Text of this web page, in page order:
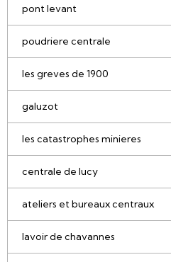
pont levant
poudriere centrale
les greves de 1900
galuzot
les catastrophes minieres
centrale de lucy
ateliers et bureaux centraux
lavoir de chavannes